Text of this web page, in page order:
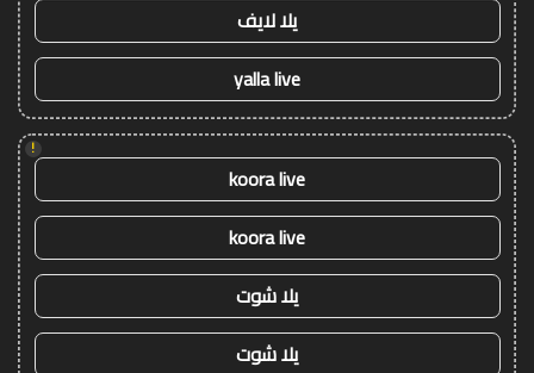
يلا لايف
yalla live
!
koora live
koora live
يلا شوت
يلا شوت